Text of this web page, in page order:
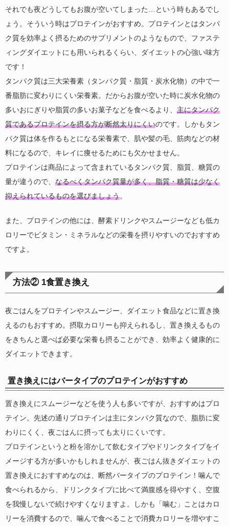
それでも夜どうしてもお腹が空いてしまった…という時もあるでし
ょう。そういう時はプロテインがおすすめ。プロテインとはタンパ
ク質を効率よく摂るためのサプリメントのようなもので、ファステ
ィングダイエットにも用いられるくらい、ダイエットの心強い味方
です！
タンパク質は三大栄養素（タンパク質・脂質・炭水化物）の中で一
番脂肪に変わりにくい栄養素。だからお腹が空いた時に炭水化物の
多いおにぎりや脂質の多いお菓子などを食べるより、 主にタンパク
質であるプロテインを摂る方が断然太りにくいのです。しかもタン
パク質は体を作るもとになる栄養素で、肌や髪の毛、筋肉などの材
料になるので、キレイに痩せるためにも欠かせません。
プロテインは商品によって含まれているタンパク質、脂質、糖質の
量が違うので、 なるべくタンパク質量が多く、脂質・糖質は少なく
抑えられているものを選びましょう。
また、プロテインの他には、酵素ドリンクやスムージーなども低カ
ロリーでビタミン・ミネラルなどの栄養を摂りやすいのでおすすめ
ですよ。
方法② 1食置き換え
夜ごはんをプロテインやスムージー、ダイエット食品などに置き換
えるのもおすすめ。摂取カロリーも抑えられるし、置き換えるもの
をきちんと選べば必要な栄養も摂ることができ、効率よく健康的に
ダイエットできます。
置き換えにはバータイプのプロテインがおすすめ
置き換えにスムージーなどを使う人も多いですが、おすすめはプロ
テイン。先述の通りプロテインは主にタンパク質なので、脂肪に変
わりにくく、夜ごはんに摂っても太りにくいです。
プロテインというと粉を溶かして飲むタイプやドリンクタイプをイ
メージする方が多いかもしれませんが、夜ごはん抜きダイエットの
置き換えにおすすめなのは、断然バータイプのプロテイン！噛んで
食べられるから、ドリンクタイプに比べて満腹感を得やすく、空腹
を我慢しないで続けやすくなりますよ。しかも「噛む」ことはカロ
リーを消費するので、噛んで食べることで消費カロリーを増やすこ